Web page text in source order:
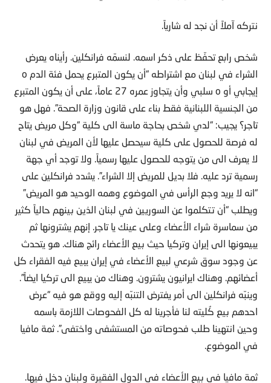
نتركه آملاً أن نجد له شارياً.
شخص رابع تحفّظ على ذكر اسمه. لنسمّه فرانكلين. رأيناه يعرض
الشراء في لبنان مع اشتراطه “أن يكون المتبرع يحمل فئة الدم o
إيجابي أو o سلبي وأن يتجاوز عمره 27 عاماً، على أن يكون المتبرع
من الجنسية اللبنانية فقط بناء على قانون وزارة الصحة”. فهل هو
تاجر؟ يجيب: “لدي شخص بحاجة ماسة الى كلية “وكل مريض يتاح
له فرصة للحصول على كلية سيحصل عليها لأن المريض في لبنان
لا يعرف الى من يتوجه للحصول عليها رسمياً. ولا توجد أي جهة
رسمية ترد عليه. فلا بديل للمريض إلا الشراء”. يشدد فرانكلين على
“انه لا يريد وجع الرأس في الموضوع وهمه الوحيد هو المريض”
ويطلب “أن تتكلموا عن السوريين في لبنان الذين بينهم حالياً كثير
من سماسرة شراء الأعضاء وعلى عينك يا تاجر. إنهم يشترونها ثم
يبيعونها الى إيران وتركيا حيث بيع الأعضاء رائج هناك. هو يتحدث
عن وجود سوق شرعي لبيع الأعضاء في إيران يبيع فيه الفقراء كل
أعضائهم. وهناك ايرانيون يشترون. وهناك من يبيع الى تركيا ايضاً”.
وينبّه فرانكلين الى أمر يفترض التنبّه إليه ووقع هو فيه “عرض
احدهم بيع كُليته لنا فأجرينا له كل الفحوصات اللازمة باسمه
وحين انتهينا طلب فحوصاته من المستشفى واختفى”. ثمة مافيا
في الموضوع.
ثمة مافيا في بيع الأعضاء في الدول الفقيرة ولبنان دخل فيها.